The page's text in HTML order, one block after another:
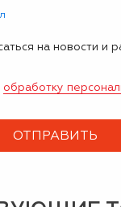
на новости и
обработку